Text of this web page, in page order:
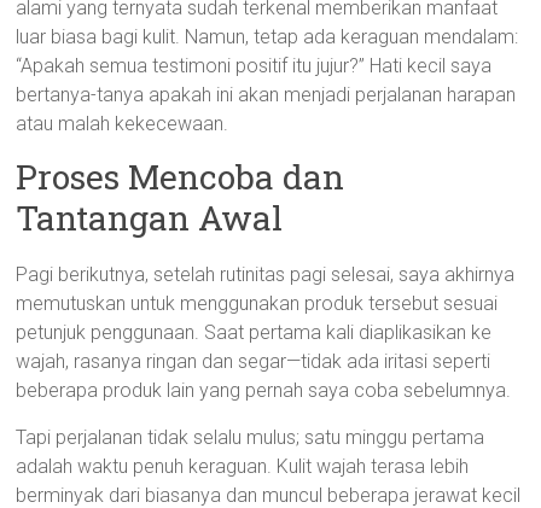
alami yang ternyata sudah terkenal memberikan manfaat
luar biasa bagi kulit. Namun, tetap ada keraguan mendalam:
“Apakah semua testimoni positif itu jujur?” Hati kecil saya
bertanya-tanya apakah ini akan menjadi perjalanan harapan
atau malah kekecewaan.
Proses Mencoba dan
Tantangan Awal
Pagi berikutnya, setelah rutinitas pagi selesai, saya akhirnya
memutuskan untuk menggunakan produk tersebut sesuai
petunjuk penggunaan. Saat pertama kali diaplikasikan ke
wajah, rasanya ringan dan segar—tidak ada iritasi seperti
beberapa produk lain yang pernah saya coba sebelumnya.
Tapi perjalanan tidak selalu mulus; satu minggu pertama
adalah waktu penuh keraguan. Kulit wajah terasa lebih
berminyak dari biasanya dan muncul beberapa jerawat kecil